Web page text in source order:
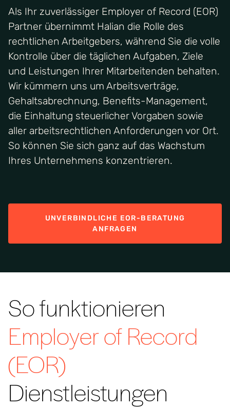
Als Ihr zuverlässiger Employer of Record (EOR)
Partner übernimmt Halian die Rolle des
rechtlichen Arbeitgebers, während Sie die volle
Kontrolle über die täglichen Aufgaben, Ziele
und Leistungen Ihrer Mitarbeitenden behalten.
Wir kümmern uns um Arbeitsverträge,
Gehaltsabrechnung, Benefits-Management,
die Einhaltung steuerlicher Vorgaben sowie
aller arbeitsrechtlichen Anforderungen vor Ort.
So können Sie sich ganz auf das Wachstum
Ihres Unternehmens konzentrieren.
UNVERBINDLICHE EOR-BERATUNG
ANFRAGEN
So funktionieren
Employer of Record
(EOR)
Dienstleistungen